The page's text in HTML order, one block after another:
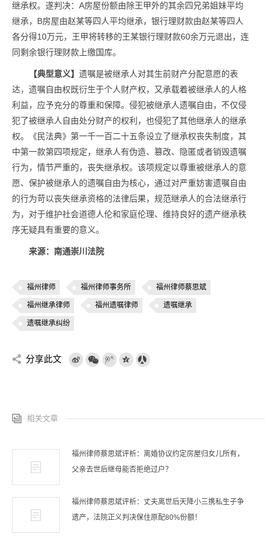
继承权。遂判决：A房屋份额由除王甲外的其余四兄弟姐妹平均
继承，B房屋由赵某等四人平均继承，银行理财款由赵某等四人
各分得10万元，王甲将转移的王某银行理财款60余万元退出，连
同剩余银行理财款上缴国库。
【典型意义】 遗嘱是被继承人对其生前财产分配意愿的表
达，遗嘱自由权既衍生于个人财产权，又承载着被继承人的人格
利益，应予充分的尊重和保障。侵犯被继承人遗嘱自由，不仅侵
犯了被继承人自由处分财产的权利，也侵犯了其他继承人的继承
权。《民法典》第一千一百二十五条设立了继承权丧失制度，其
中第一款第四项规定，继承人有伪造、篡改、隐匿或者销毁遗嘱
行为，情节严重的，丧失继承权。该项规定以尊重被继承人的意
愿、保护被继承人的遗嘱自由为核心，通过对严重妨害遗嘱自由
的行为苛以丧失继承资格的法律后果，规范继承人的合法继承行
为，对于维护社会道德人伦和家庭伦理、维持良好的遗产继承秩
序无疑具有重要的意义。
来源：南通崇川法院
福州律师 福州律师事务所 福州律师蔡思斌
福州继承律师 福州遗嘱律师 遗嘱继承
遗嘱继承纠纷
分享此文
相关文章
福州律师蔡思斌评析：离婚协议约定房屋归女儿所有，
父亲去世后继母能否拒绝过户？
福州律师蔡思斌评析：丈夫离世后天降小三携私生子争
遗产，法院正义判决保住原配80%份额！